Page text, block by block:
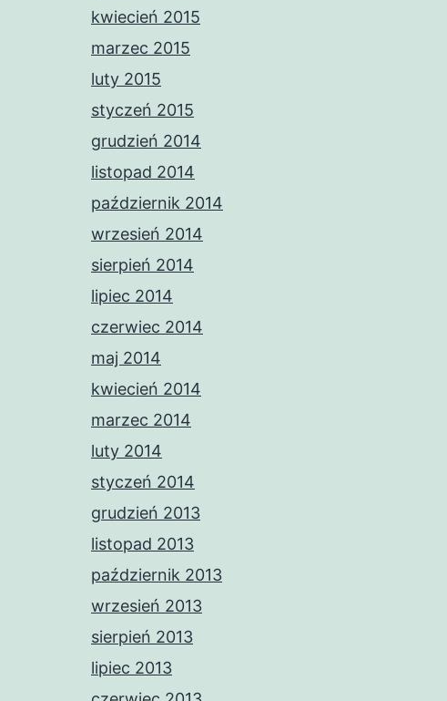
kwiecień 2015
marzec 2015
luty 2015
styczeń 2015
grudzień 2014
listopad 2014
październik 2014
wrzesień 2014
sierpień 2014
lipiec 2014
czerwiec 2014
maj 2014
kwiecień 2014
marzec 2014
luty 2014
styczeń 2014
grudzień 2013
listopad 2013
październik 2013
wrzesień 2013
sierpień 2013
lipiec 2013